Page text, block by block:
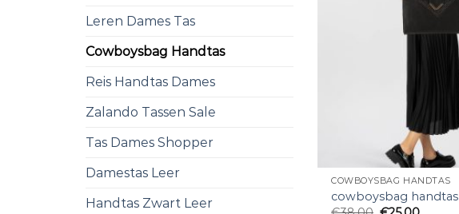
Leren Dames Tas
Cowboysbag Handtas
Reis Handtas Dames
Zalando Tassen Sale
Tas Dames Shopper
Damestas Leer
Handtas Zwart Leer
COWBOYSBAG HANDTAS
cowboysbag handtas